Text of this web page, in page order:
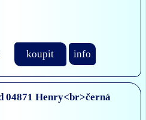
koupit info